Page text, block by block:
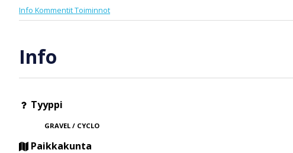
Info KommentitToiminnot
Info
Tyyppi
GRAVEL / CYCLO
Paikkakunta